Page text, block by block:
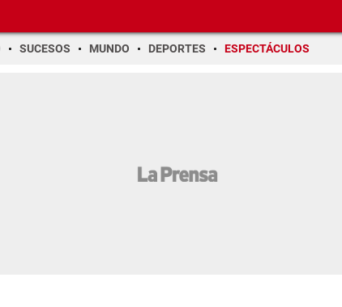
SUCESOS MUNDO DEPORTES ESPECTÁCULOS